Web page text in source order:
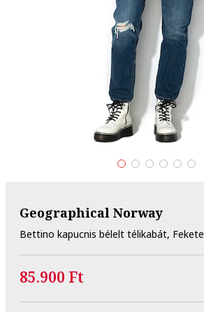
Geographical Norway
Bettino kapucnis bélelt télikabát, Fekete
85.900 Ft